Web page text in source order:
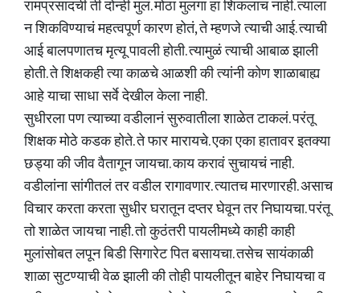
रामप्रसादची ती दोन्ही मुलं. मोठा मुलगा हा शिकलाच नाही. त्याला
न शिकविण्याचं महत्वपूर्ण कारण होतं, ते म्हणजे त्याची आई. त्याची
आई बालपणातच मृत्यू पावली होती. त्यामुळं त्याची आबाळ झाली
होती. ते शिक्षकही त्या काळचे आळशी की त्यांनी कोण शाळाबाह्य
आहे याचा साधा सर्वे देखील केला नाही.
सुधीरला पण त्याच्या वडीलानं सुरुवातीला शाळेत टाकलं. परंतू
शिक्षक मोठे कडक होते. ते फार मारायचे. एका एका हातावर इतक्या
छड्या की जीव वैतागून जायचा. काय करावं सुचायचं नाही.
वडीलांना सांगीतलं तर वडील रागावणार. त्यातच मारणारही. असाच
विचार करता करता सुधीर घरातून दप्तर घेवून तर निघायचा. परंतू
तो शाळेत जायचा नाही. तो कुठंतरी पायलीमध्ये काही काही
मुलांसोबत लपून बिडी सिगारेट पित बसायचा. तसेच सायंकाळी
शाळा सुटण्याची वेळ झाली की तोही पायलीतून बाहेर निघायचा व